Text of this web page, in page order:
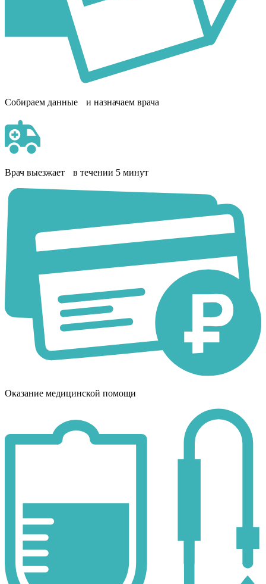
Собираем данные и назначаем врача
Врач выезжает в течении 5 минут
Оказание медицинской помощи